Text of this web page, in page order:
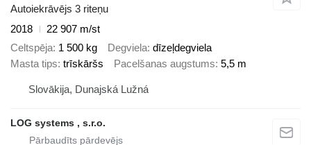
Autoiekrāvējs 3 riteņu
2018
22 907 m/st
Celtspēja 1 500 kg Degviela dīzeļdegviela
Masta tips trīskāršs Pacelšanas augstums 5,5 m
Slovākija, Dunajská Lužná
LOG systems , s.r.o.